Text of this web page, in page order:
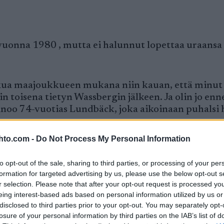
- Do Not Process My Personal Information
opt-out of the sale, sharing to third parties, or processing of your
for targeted advertising by us, please use the below opt-out
selection. Please note that after your opt-out request is processed
interest-based ads based on personal information utilized by us
to third parties prior to your opt-out. You may separately
of your personal information by third parties on the IAB’s list of
1980 , mutta ei halunnut lopettaa uraansa
maajoukkueen mukana niin kauan, että minut
toisena tietyn Wassbergin jälkeen. Ja olin jo
74-vuotias Lundbäck, joka aikoinaan puhalsi
matka ovat piirtyneet Lundbäckin muistiin
ennen starttia ja tuo kisa ei onnistunut.
Silloin oli seitsemän tai kahdeksan astetta
eli täysillä alusta loppuun. Minulla oli vain
jos ollaan ihan tarkkoja, vauhtini oli 98